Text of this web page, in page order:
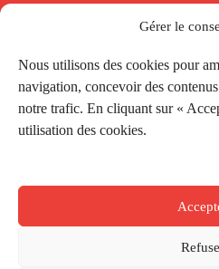
Gérer le
Nous utilisons des cookies pour
navigation, concevoir des
notre trafic. En cliquant sur «
utilisation des cookies.
Conditions générales de vente
Réductions de la Carte Côté Courrier
Application